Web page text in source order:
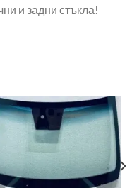
и задни стъкла!